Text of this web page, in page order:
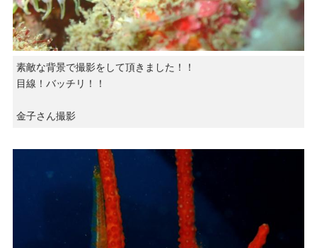
素敵な背景で撮影をして頂きました！！
目線！バッチリ！！
金子さん撮影